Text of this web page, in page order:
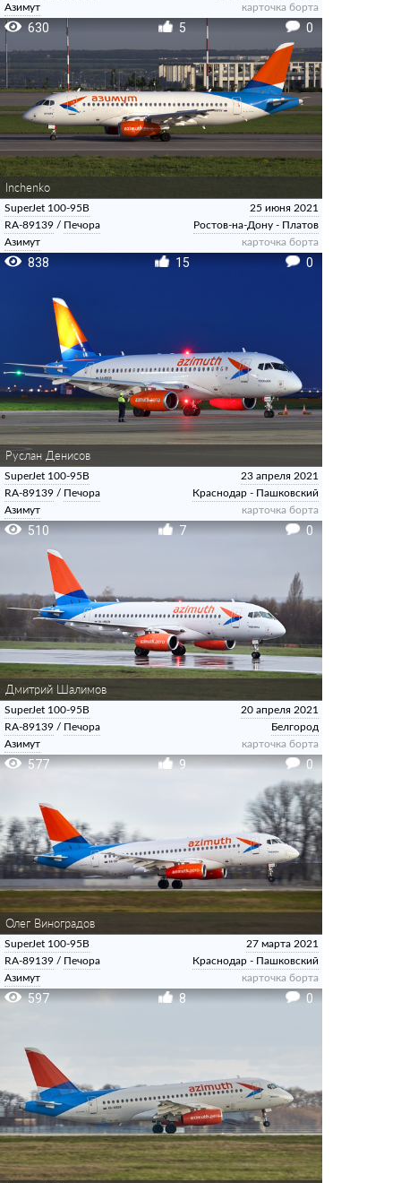
Азимут
карточка борта
630 5 0
Inchenko
SuperJet 100-95B
RA-89139 / Печора
Азимут
25 июня 2021
Ростов-на-Дону - Платов
карточка борта
838 15 0
Руслан Денисов
SuperJet 100-95B
RA-89139 / Печора
Азимут
23 апреля 2021
Краснодар - Пашковский
карточка борта
510 7 0
Дмитрий Шалимов
SuperJet 100-95B
RA-89139 / Печора
Азимут
20 апреля 2021
Белгород
карточка борта
577 9 0
Олег Виноградов
SuperJet 100-95B
RA-89139 / Печора
Азимут
27 марта 2021
Краснодар - Пашковский
карточка борта
597 8 0